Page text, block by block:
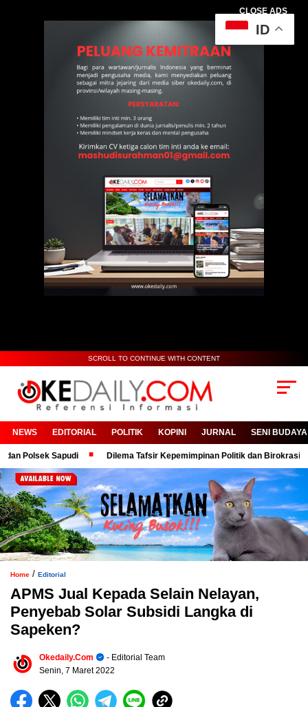
CLOSE ADS
SCROLL TO CONTINUE WITH CONTENT
NEWS EDITORIAL POLITIK KOPINI JURNAL SENI BUDAYA
Sapudi Dilema Tafsir Kepemimpinan Politik dan Birokrasi
Home / Editorial
APMS Jual Kepada Selain Nelayan,
Penyebab Solar Subsidi Langka di
Sapeken?
Okedaily.com
- Editorial Team
Senin, 7 Maret 2022
ID